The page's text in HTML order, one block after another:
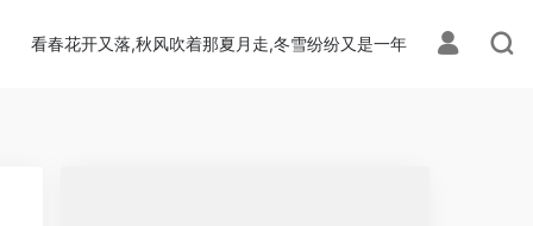
看春花开又落,秋风吹着那夏月走,冬雪纷纷又是一年